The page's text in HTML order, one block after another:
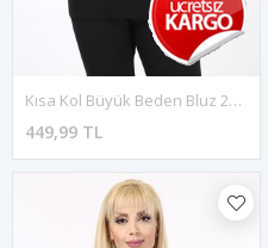
Kısa Kol Büyük Beden Bluz 2D-17881
449,99 TL